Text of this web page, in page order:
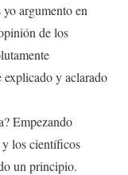
argumento en
de los
explicado y aclarado
Empezando
los científicos
un principio.